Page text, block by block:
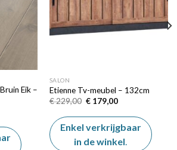
Eik –
SALON
Etienne Tv-meubel – 132cm
€229,00 Oorspronkelijke
was:
€ 229,00.
€179,00Huidige
is:
€ 179,00.
Enkel verkrijgbaar
in de winkel.